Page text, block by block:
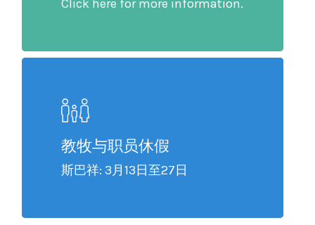
Click here for more information.
教牧与职员休假
斯巴祥: 3月13日至27日